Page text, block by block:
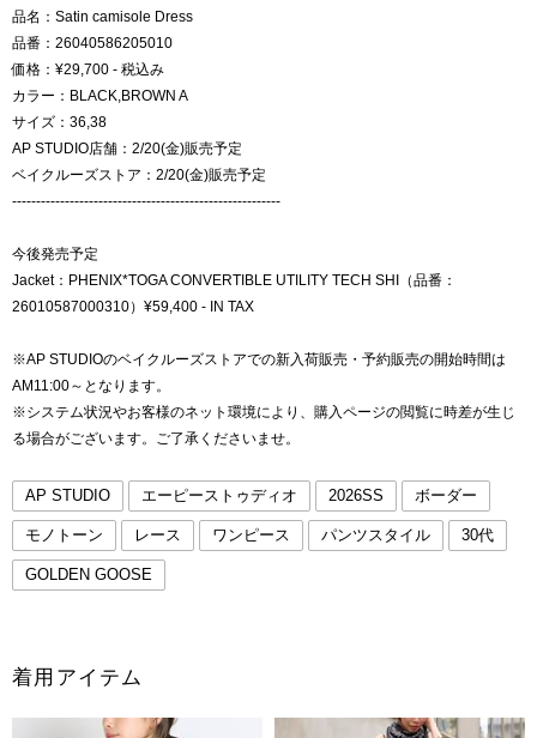
品名：Satin camisole Dress
品番：26040586205010
価格：¥29,700 - 税込み
カラー：BLACK,BROWN A
サイズ：36,38
AP STUDIO店舗：2/20(金)販売予定
ベイクルーズストア：2/20(金)販売予定
--------------------------------------------------------
今後発売予定
Jacket：PHENIX*TOGA CONVERTIBLE UTILITY TECH SHI（品番：
26010587000310）¥59,400 - IN TAX
※AP STUDIOのベイクルーズストアでの新入荷販売・予約販売の開始時間は
AM11:00～となります。
※システム状況やお客様のネット環境により、購入ページの閲覧に時差が生じ
る場合がございます。ご了承くださいませ。
AP STUDIO エーピーストゥディオ 2026SS ボーダー
モノトーン レース ワンピース パンツスタイル 30代
GOLDEN GOOSE
着用アイテム